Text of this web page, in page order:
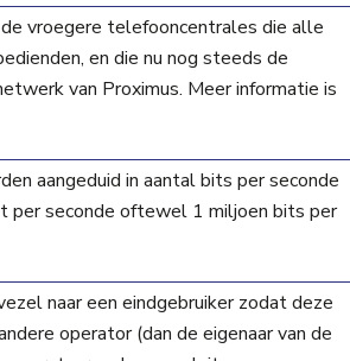
vroegere telefooncentrales die alle
en die nu nog steeds de
van Proximus. Meer informatie is
aangeduid in aantal bits per seconde
per seconde oftewel 1 miljoen bits per
naar een eindgebruiker zodat deze
operator (dan de eigenaar van de